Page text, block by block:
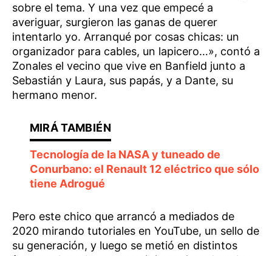
sobre el tema. Y una vez que empecé a
averiguar, surgieron las ganas de querer
intentarlo yo. Arranqué por cosas chicas: un
organizador para cables, un lapicero…», contó a
Zonales el vecino que vive en Banfield junto a
Sebastián y Laura, sus papás, y a Dante, su
hermano menor.
Tecnología de la NASA y tuneado de
Conurbano: el Renault 12 eléctrico que sólo
tiene Adrogué
Pero este chico que arrancó a mediados de
2020 mirando tutoriales en YouTube, un sello de
su generación, y luego se metió en distintos